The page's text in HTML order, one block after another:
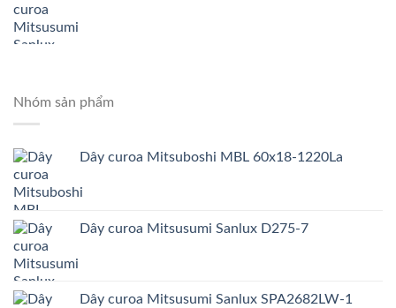
Nhóm sản phẩm
Dây curoa Mitsuboshi MBL 60x18-1220La
Dây curoa Mitsusumi Sanlux D275-7
Dây curoa Mitsusumi Sanlux SPA2682LW-1